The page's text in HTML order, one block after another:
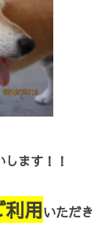
ます！！
用いただき